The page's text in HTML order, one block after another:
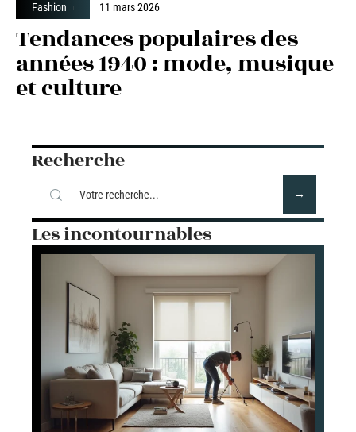
Fashion 11 mars 2026
Tendances populaires des
années 1940 : mode, musique
et culture
Recherche
Les incontournables